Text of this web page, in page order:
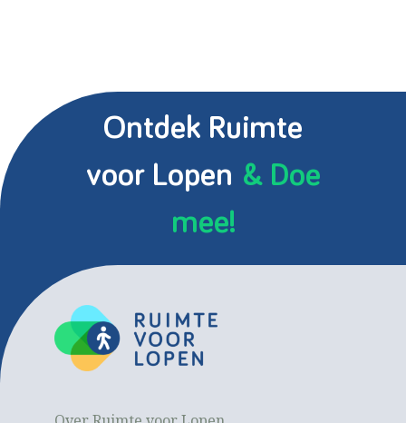
Ontdek Ruimte
voor Lopen & Doe
mee!